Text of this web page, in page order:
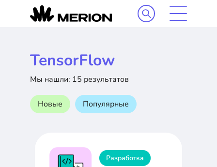
TensorFlow
Мы нашли: 15 результатов
Новые Популярные
Разработка